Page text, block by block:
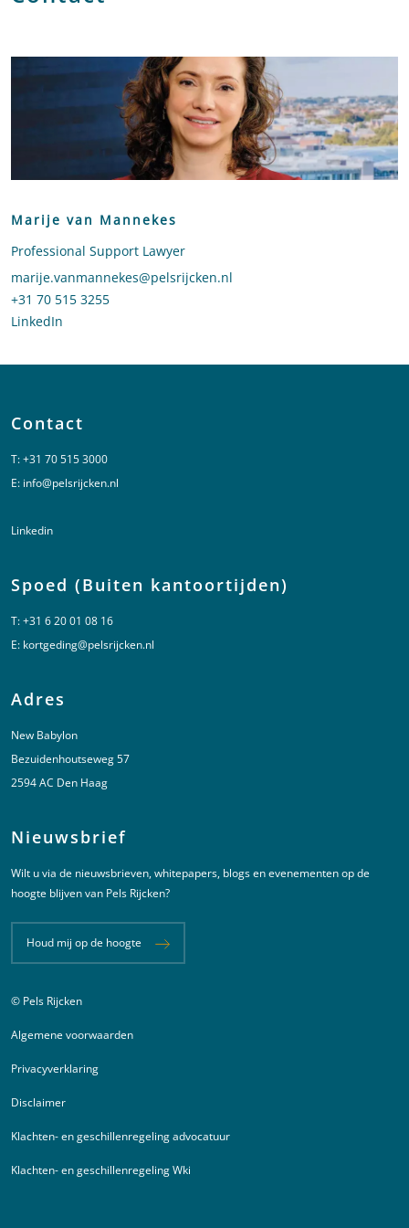
Marije van Mannekes
Professional Support Lawyer
Stuur een e-mail naar Marije van Mannekes
marije.vanmannekes@pelsrijcken.nl
Bel naar Marije van Mannekes
+31 70 515 3255
LinkedIn
Contact
T:+31 70 515 3000
E: info@pelsrijcken.nl
Linkedin
Spoed (Buiten kantoortijden)
T:+31 6 20 01 08 16
E: kortgeding@pelsrijcken.nl
Adres
New Babylon
Bezuidenhoutseweg 57
2594 AC Den Haag
Nieuwsbrief
Wilt u via de nieuwsbrieven, whitepapers, blogs en evenementen op de
hoogte blijven van Pels Rijcken?
Houd mij op de hoogte
Juridische informatie
© Pels Rijcken
Algemene voorwaarden
Privacyverklaring
Disclaimer
Klachten- en geschillenregeling advocatuur
Klachten- en geschillenregeling Wki